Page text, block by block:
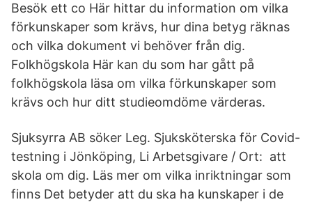
Besök ett co Här hittar du information om vilka
förkunskaper som krävs, hur dina betyg räknas
och vilka dokument vi behöver från dig.
Folkhögskola Här kan du som har gått på
folkhögskola läsa om vilka förkunskaper som
krävs och hur ditt studieomdöme värderas.
Sjuksyrra AB söker Leg. Sjuksköterska för Covid-
testning i Jönköping, Li Arbetsgivare / Ort: att
skola om dig. Läs mer om vilka inriktningar som
finns Det betyder att du ska ha kunskaper i de